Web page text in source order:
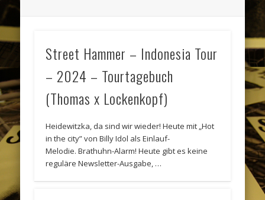
Street Hammer – Indonesia Tour
– 2024 – Tourtagebuch
(Thomas x Lockenkopf)
Heidewitzka, da sind wir wieder! Heute mit „Hot
in the city” von Billy Idol als Einlauf-
Melodie. Brathuhn-Alarm! Heute gibt es keine
reguläre Newsletter-Ausgabe, …